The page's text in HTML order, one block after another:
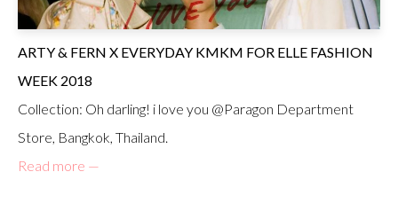
ARTY & FERN X EVERYDAY KMKM FOR ELLE FASHION
WEEK 2018
Collection: Oh darling! i love you @Paragon Department
Store, Bangkok, Thailand.
Read more —